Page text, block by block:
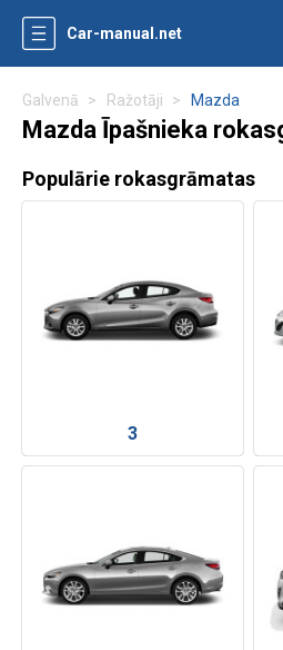
Car-manual.net
Galvenā Ražotāji Mazda
Mazda Īpašnieka
Populārie rokasgrāmatas
3